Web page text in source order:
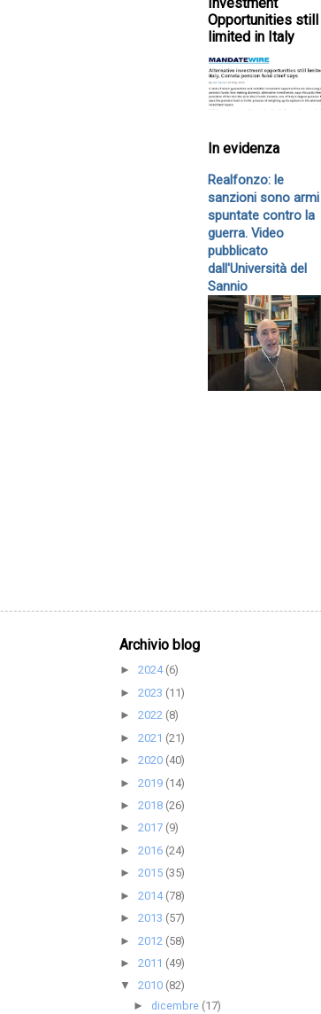
Opportunities still
limited in Italy
In evidenza
Realfonzo: le
sanzioni sono armi
spuntate contro la
guerra. Video
pubblicato
dall'Università del
Sannio
Archivio blog
► 2024 (6)
► 2023 (11)
► 2022 (8)
► 2021 (21)
► 2020 (40)
► 2019 (14)
► 2018 (26)
► 2017 (9)
► 2016 (24)
► 2015 (35)
► 2014 (78)
► 2013 (57)
► 2012 (58)
► 2011 (49)
▼ 2010 (82)
► dicembre (17)